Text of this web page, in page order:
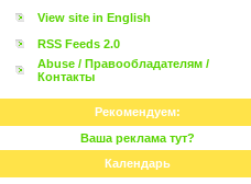
View site in English
RSS Feeds 2.0
Abuse / Правообладателям /
Контакты
Рекомендуем:
Ваша реклама тут?
Календарь